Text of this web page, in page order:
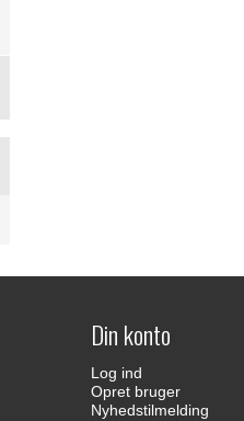
Din konto
Log ind
Opret bruger
Nyhedstilmelding